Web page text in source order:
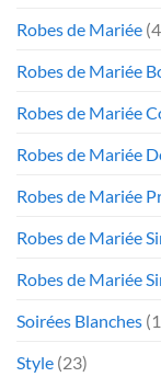
Robes de Mariée
Robes de Mariée
Robes de Mariée
Robes de Mariée
Robes de Mariée
Robes de Mariée
Robes de Mariée
Soirées Blanches
Style (23)